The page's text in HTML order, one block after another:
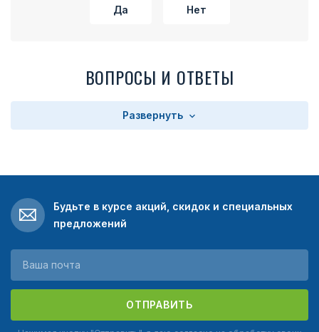
Да Нет
ВОПРОСЫ И ОТВЕТЫ
Развернуть
Будьте в курсе акций, скидок и специальных
предложений
ОТПРАВИТЬ